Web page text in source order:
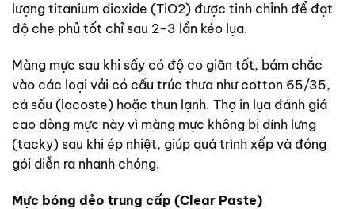
lượng titanium dioxide (TiO2) được tinh chỉnh để đạt
độ che phủ tốt chỉ sau 2-3 lần kéo lụa.
Màng mực sau khi sấy có độ co giãn tốt, bám chắc
vào các loại vải có cấu trúc thưa như cotton 65/35,
cá sấu (lacoste) hoặc thun lạnh. Thợ in lụa đánh giá
cao dòng mực này vì màng mực không bị dính lưng
(tacky) sau khi ép nhiệt, giúp quá trình xếp và đóng
gói diễn ra nhanh chóng.
Mực bóng dẻo trung cấp (Clear Paste)